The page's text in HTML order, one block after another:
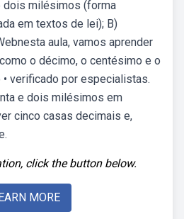
dois milésimos (forma
em textos de lei); B)
aula, vamos aprender
o décimo, o centésimo e o
verificado por especialistas.
e dois milésimos em
cinco casas decimais e,
click the button below.
MORE